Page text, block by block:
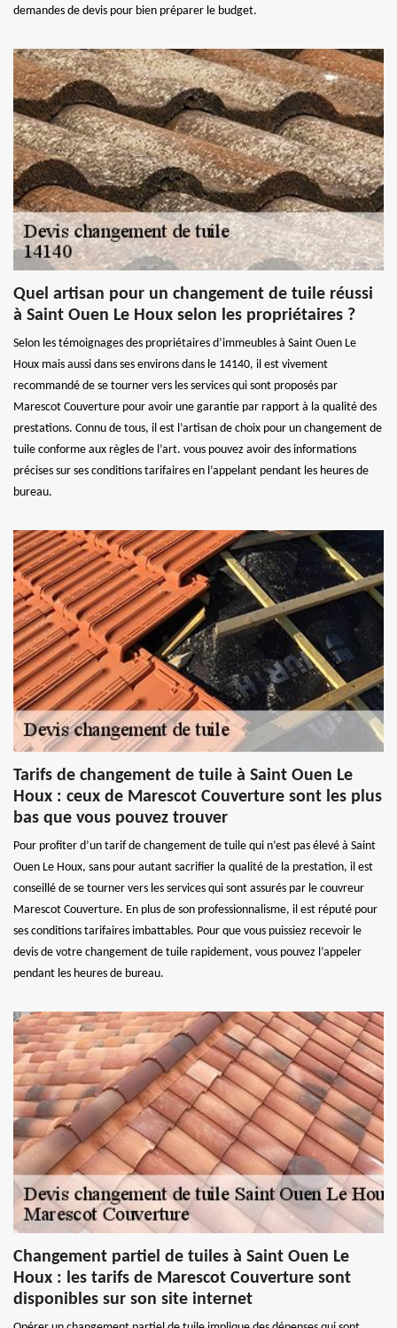
demandes de devis pour bien préparer le budget.
Quel artisan pour un changement de tuile réussi
à Saint Ouen Le Houx selon les propriétaires ?
Selon les témoignages des propriétaires d’immeubles à Saint Ouen Le
Houx mais aussi dans ses environs dans le 14140, il est vivement
recommandé de se tourner vers les services qui sont proposés par
Marescot Couverture pour avoir une garantie par rapport à la qualité des
prestations. Connu de tous, il est l’artisan de choix pour un changement de
tuile conforme aux règles de l’art. vous pouvez avoir des informations
précises sur ses conditions tarifaires en l’appelant pendant les heures de
bureau.
Tarifs de changement de tuile à Saint Ouen Le
Houx : ceux de Marescot Couverture sont les plus
bas que vous pouvez trouver
Pour profiter d’un tarif de changement de tuile qui n’est pas élevé à Saint
Ouen Le Houx, sans pour autant sacrifier la qualité de la prestation, il est
conseillé de se tourner vers les services qui sont assurés par le couvreur
Marescot Couverture. En plus de son professionnalisme, il est réputé pour
ses conditions tarifaires imbattables. Pour que vous puissiez recevoir le
devis de votre changement de tuile rapidement, vous pouvez l’appeler
pendant les heures de bureau.
Changement partiel de tuiles à Saint Ouen Le
Houx : les tarifs de Marescot Couverture sont
disponibles sur son site internet